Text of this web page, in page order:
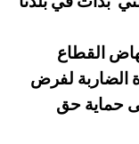
القطاع
الضاربة لفرض
حماية حق